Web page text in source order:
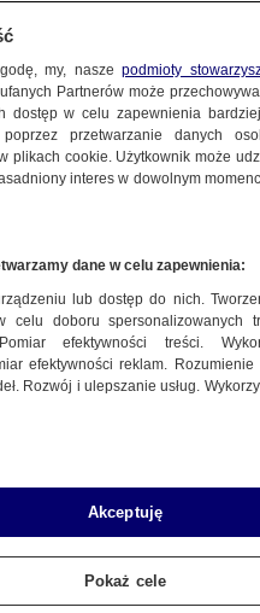
pomoc przyszła
kierowca, śmierć
my, naszepodmioty
Partnerów może
dostęp w celu zapewnienia
przetwarzanie danych
plikach cookie. Użytkownik może
interes w dowolnym
dane w celu zapewnienia:
lub dostęp do nich.
celu doboru spersonalizowanych
efektywności treści.
efektywności reklam.
Rozwój i ulepszanie usług.
Akceptuję
Pokaż cele